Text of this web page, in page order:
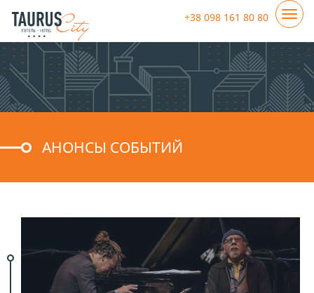
+38 098 161 80 80
АНОНСЫ СОБЫТИЙ